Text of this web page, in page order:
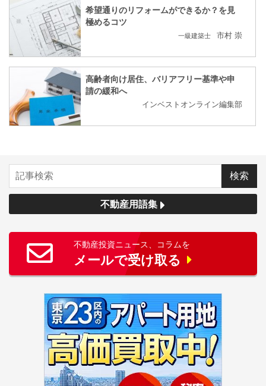
希望通りのリフォームができるか？を見
極めるコツ
一級建築士 市村 崇
高齢者向け居住、バリアフリー基準や申
請の緩和へ
インベストオンライン編集部
不動産用語集
不動産投資ニュース、コラムを
メールで受け取る